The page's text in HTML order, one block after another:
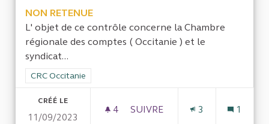
NON RETENUE
L' objet de ce contrôle concerne la Chambre
régionale des comptes ( Occitanie ) et le
syndicat...
Filtrer les résultats de la catégorie : CRC Occitanie
CRC Occitanie
CRÉÉ LE
11/09/2023
4 4 ABONNÉS
SUIVRE 3 1